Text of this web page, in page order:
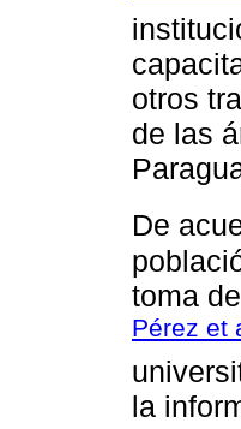
otros
de las
De
toma
Pérez et
la